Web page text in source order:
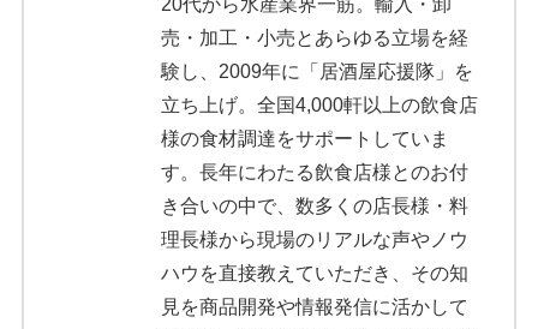
20代から水産業界一筋。輸入・卸
売・加工・小売とあらゆる立場を経
験し、2009年に「居酒屋応援隊」を
立ち上げ。全国4,000軒以上の飲食店
様の食材調達をサポートしていま
す。長年にわたる飲食店様とのお付
き合いの中で、数多くの店長様・料
理長様から現場のリアルな声やノウ
ハウを直接教えていただき、その知
見を商品開発や情報発信に活かして